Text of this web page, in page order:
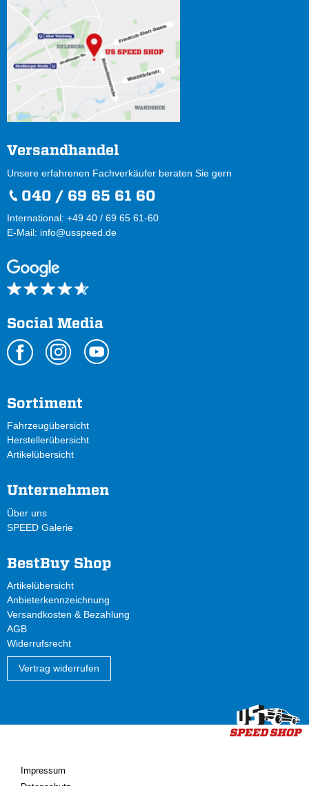
Versandhandel
Unsere erfahrenen Fachverkäufer beraten Sie gern
040 / 69 65 61 60
International: +49 40 / 69 65 61-60
E-Mail: info@usspeed.de
Social Media
Sortiment
Fahrzeugübersicht
Herstellerübersicht
Artikelübersicht
Unternehmen
Über uns
SPEED Galerie
BestBuy Shop
Artikelübersicht
Anbieterkennzeichnung
Versandkosten & Bezahlung
AGB
Widerrufsrecht
Vertrag widerrufen
Impressum